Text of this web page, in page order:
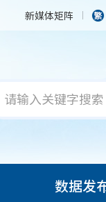
新媒体矩阵
数据发